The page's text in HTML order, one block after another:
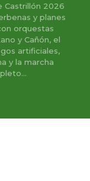
Castrillón 2026
y planes
orquestas
y Cañón, el
artificiales,
y la marcha